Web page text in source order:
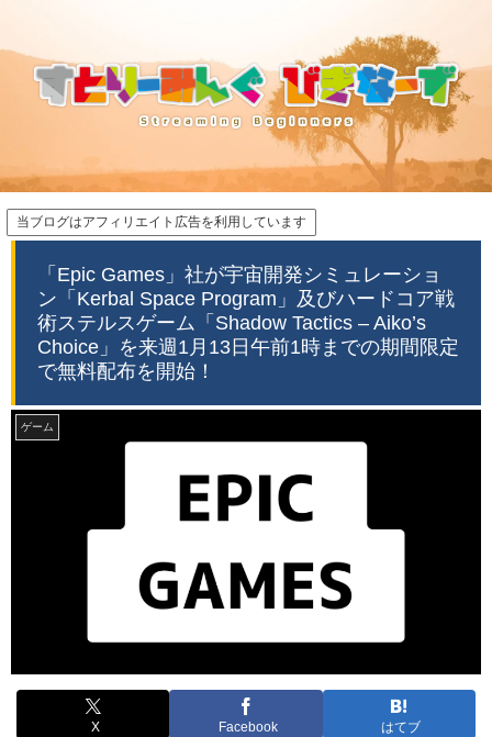
当ブログはアフィリエイト広告を利用しています
「Epic Games」社が宇宙開発シミュレーショ
ン「Kerbal Space Program」及びハードコア戦
術ステルスゲーム「Shadow Tactics – Aiko’s
Choice」を来週1月13日午前1時までの期間限定
で無料配布を開始！
ゲーム
X Facebook はてブ